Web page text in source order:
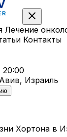
Лечение
Контакты
Израиль
Хортона в